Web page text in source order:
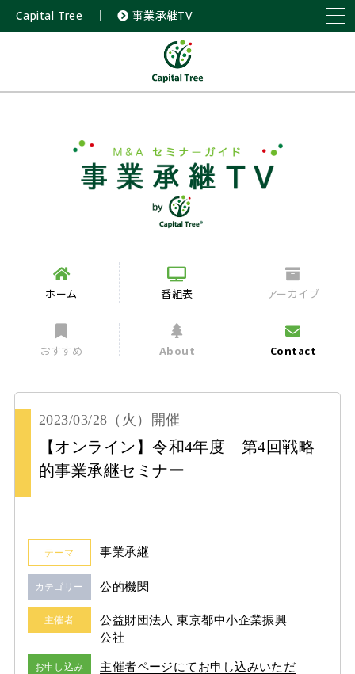
Capital Tree ｜ 事業承継TV
ホーム 番組表 アーカイブ
おすすめ About Contact
2023/03/28 （火） 開催
【オンライン】令和4年度 第4回戦略
的事業承継セミナー
カテゴリー 公的機関
テーマ 事業承継
主催者
公益財団法人 東京都中小企業振興
公社
お申し込み
主催者ページにてお申し込みいただ